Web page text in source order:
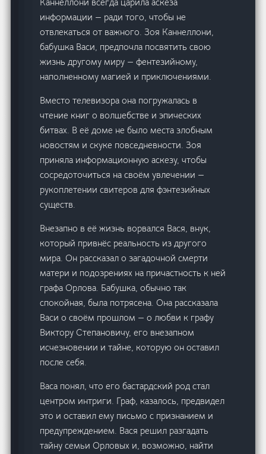
информации — ради того, чтобы не
отвлекаться от важного. Зоя Каннеллони,
бабушка Васи, предпочла посвятить свою
жизнь другому миру — фентезийному,
наполненному магией и приключениями.
Вместо телевизора она погружалась в
чтение книг о волшебстве и эпических
битвах. В её доме не было места злобным
новостям и скуке повседневности. Зоя
приняла информационную аскезу, чтобы
сосредоточиться на своём увлечении —
рукоплетении свитеров для фэнтезийных
существ.
Внезапно в её жизнь ворвался Вася, внук,
который привнёс реальность из другого
мира. Он рассказал о загадочной смерти
матери и подозрениях на причастность к ней
графа Орлова. Бабушка, обычно так
спокойная, была потрясена. Она рассказала
Васи о своём прошлом — о любви к графу
Виктору Степановичу, его внезапном
исчезновении и тайне, которую он оставил
после себя.
Васа понял, что его бастардский род стал
центром интриги. Граф, казалось, предвидел
это и оставил ему письмо с признанием и
предупреждением. Вася решил разгадать
тайну семьи Орловых и, возможно, найти